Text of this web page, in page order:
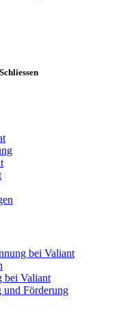
bei Valiant
bei Valiant
und Förderung